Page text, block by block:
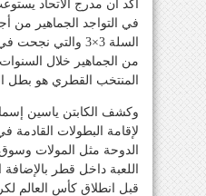
في التواجد الجماهير من
السلة 3×3 والتي
من الجماهير خلال
المنتخب القطري هو بطل
وكشف الكابتن ياسين
لإقامة البطولات القادمة
الدوحة مثل المولات
اللعبة داخل قطر بالإضافة
قبل انطلاق كأس العالم